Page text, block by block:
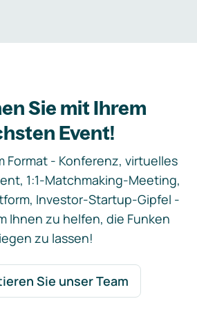
Sie mit Ihrem
Event!
Format - Konferenz, virtuelles
1:1-Matchmaking-Meeting,
Investor-Startup-Gipfel -
Ihnen zu helfen, die Funken
zu lassen!
Sie unser Team